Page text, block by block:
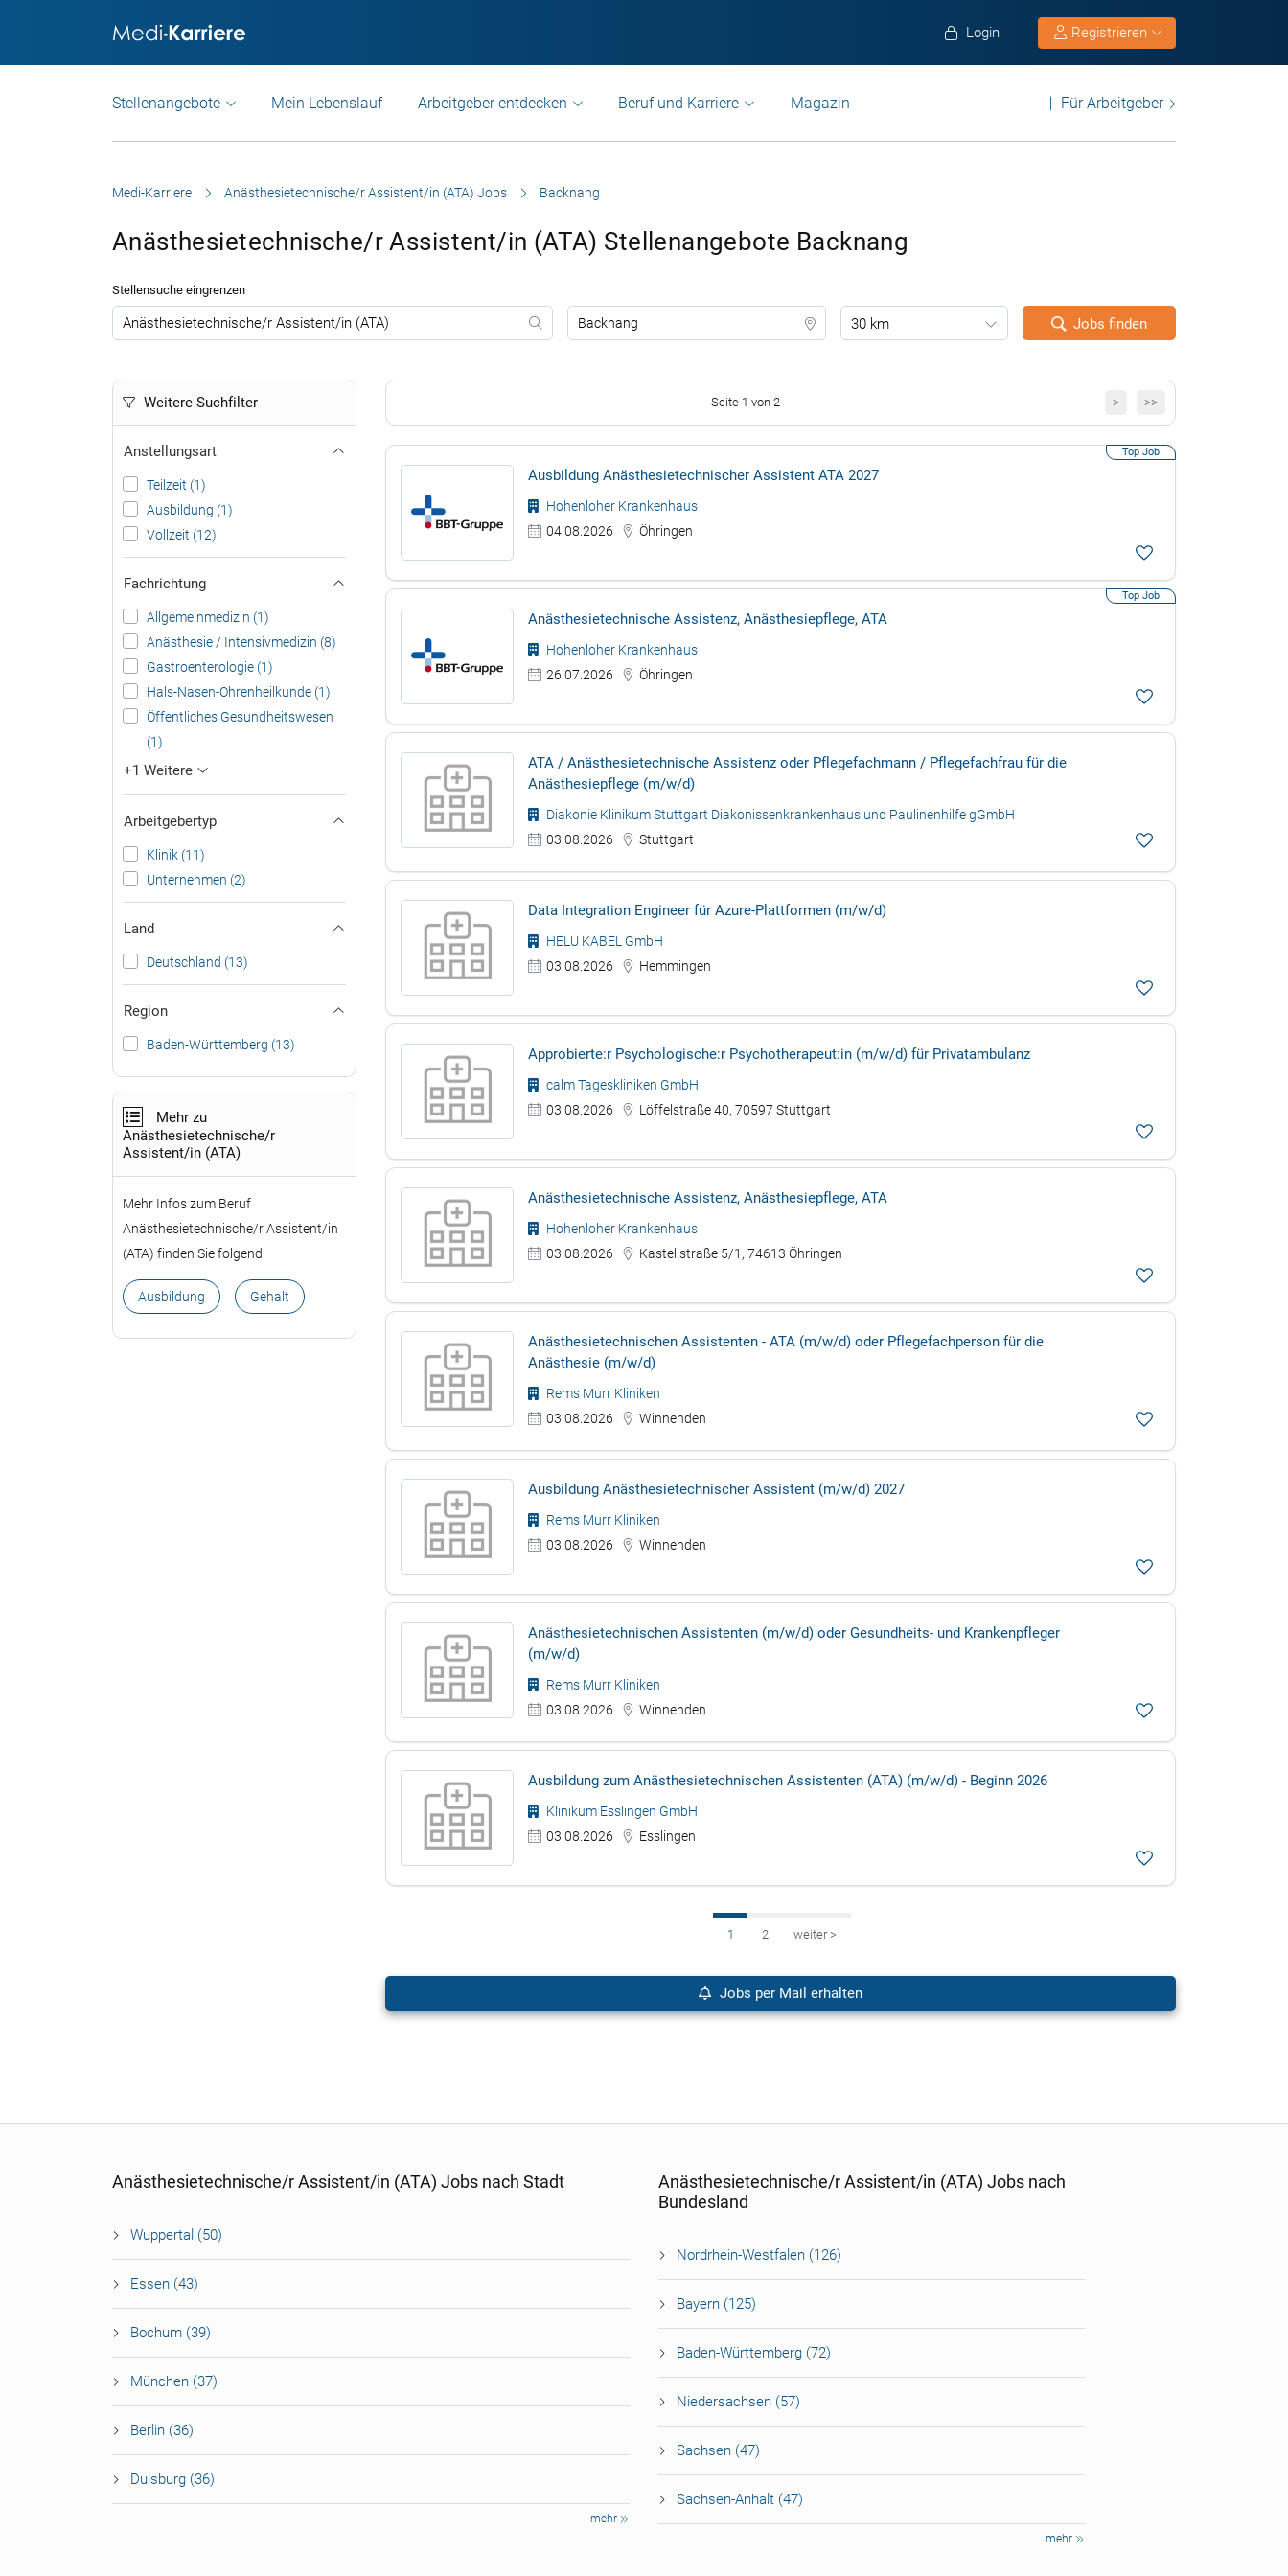
Login Registrieren
Stellenangebote Mein Lebenslauf Arbeitgeber entdecken Beruf und Karriere Magazin Für Arbeitgeber
Medi-Karriere Anästhesietechnische/r Assistent/in (ATA) Jobs Backnang
Anästhesietechnische/r Assistent/in (ATA) Stellenangebote Backnang
Stellensuche eingrenzen
30 km Jobs finden
Weitere Suchfilter
Anstellungsart
Teilzeit (1)
Ausbildung (1)
Vollzeit (12)
Fachrichtung
Allgemeinmedizin (1)
Anästhesie / Intensivmedizin (8)
Gastroenterologie (1)
Hals-Nasen-Ohrenheilkunde (1)
Öffentliches Gesundheitswesen
(1)
+1 Weitere
Arbeitgebertyp
Klinik (11)
Unternehmen (2)
Land
Deutschland (13)
Region
Baden-Württemberg (13)
Mehr zu
Anästhesietechnische/r
Assistent/in (ATA)
Mehr Infos zum Beruf
Anästhesietechnische/r Assistent/in
(ATA) finden Sie folgend.
Ausbildung Gehalt
>>
Seite 1 von 2 >
Ausbildung Anästhesietechnischer Assistent ATA 2027
Hohenloher Krankenhaus
04.08.2026
Öhringen
Anästhesietechnische Assistenz, Anästhesiepflege, ATA
Hohenloher Krankenhaus
26.07.2026
Öhringen
ATA / Anästhesietechnische Assistenz oder Pflegefachmann / Pflegefachfrau für die
Anästhesiepflege (m/w/d)
Diakonie Klinikum Stuttgart Diakonissenkrankenhaus und Paulinenhilfe gGmbH
03.08.2026
Stuttgart
Data Integration Engineer für Azure-Plattformen (m/w/d)
HELU KABEL GmbH
03.08.2026
Hemmingen
Approbierte:r Psychologische:r Psychotherapeut:in (m/w/d) für Privatambulanz
calm Tageskliniken GmbH
03.08.2026
Löffelstraße 40, 70597 Stuttgart
Anästhesietechnische Assistenz, Anästhesiepflege, ATA
Hohenloher Krankenhaus
03.08.2026
Kastellstraße 5/1, 74613 Öhringen
Anästhesietechnischen Assistenten - ATA (m/w/d) oder Pflegefachperson für die
Anästhesie (m/w/d)
Rems Murr Kliniken
03.08.2026
Winnenden
Ausbildung Anästhesietechnischer Assistent (m/w/d) 2027
Rems Murr Kliniken
03.08.2026
Winnenden
Anästhesietechnischen Assistenten (m/w/d) oder Gesundheits- und Krankenpfleger
(m/w/d)
Rems Murr Kliniken
03.08.2026
Winnenden
Ausbildung zum Anästhesietechnischen Assistenten (ATA) (m/w/d) - Beginn 2026
Klinikum Esslingen GmbH
03.08.2026
Esslingen
1 2 weiter>
Jobs per Mail erhalten
Anästhesietechnische/r Assistent/in (ATA) Jobs nach Stadt
Wuppertal (50)
Essen (43)
Bochum (39)
München (37)
Berlin (36)
Duisburg (36)
mehr
Anästhesietechnische/r Assistent/in (ATA) Jobs nach
Bundesland
Nordrhein-Westfalen (126)
Bayern (125)
Baden-Württemberg (72)
Niedersachsen (57)
Sachsen (47)
Sachsen-Anhalt (47)
mehr